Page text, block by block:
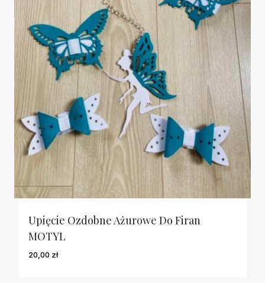
Upięcie Ozdobne Ażurowe Do Firan
MOTYL
20,00 zł